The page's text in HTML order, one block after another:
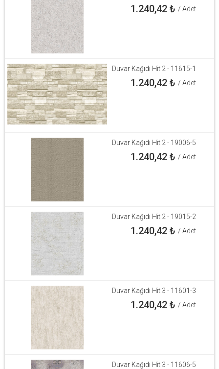
1.240,42₺ / Adet
Duvar Kağıdı Hit 2 - 11615-1
1.240,42₺ / Adet
Duvar Kağıdı Hit 2 - 19006-5
1.240,42₺ / Adet
Duvar Kağıdı Hit 2 - 19015-2
1.240,42₺ / Adet
Duvar Kağıdı Hit 3 - 11601-3
1.240,42₺ / Adet
Duvar Kağıdı Hit 3 - 11606-5